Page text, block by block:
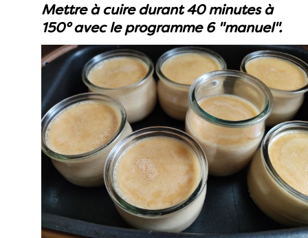
Mettre à cuire durant 40 minutes à
150° avec le programme 6 "manuel".